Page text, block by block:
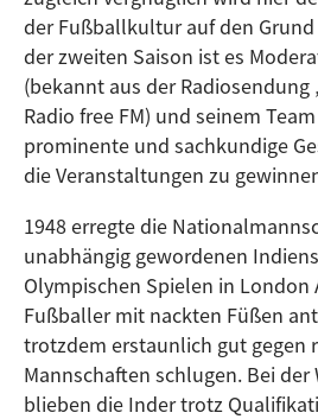
der Fußballkultur auf den Grund
der zweiten Saison ist es
(bekannt aus der Radiosendung
Radio free FM) und seinem
prominente und sachkundige
die Veranstaltungen zu
1948 erregte die
unabhängig gewordenen
Olympischen Spielen in London
Fußballer mit nackten Füßen
trotzdem erstaunlich gut gegen
Mannschaften schlugen. Bei der
blieben die Inder trotz